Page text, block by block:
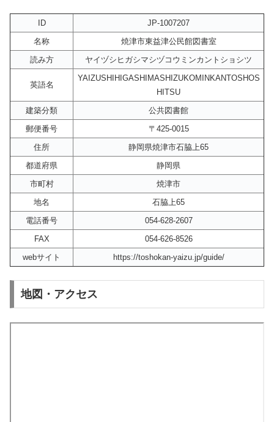
ID
JP-1007207
名称
焼津市東益津公民館図書室
読み方
ヤイヅシヒガシマシヅコウミンカントショシツ
英語名
YAIZUSHIHIGASHIMASHIZUKOMINKANTOSHOS
HITSU
建築分類
公共図書館
郵便番号
〒425-0015
住所
静岡県焼津市石脇上65
都道府県
静岡県
市町村
焼津市
地名
石脇上65
電話番号
054-628-2607
FAX
054-626-8526
webサイト
https://toshokan-yaizu.jp/guide/
地図・アクセス